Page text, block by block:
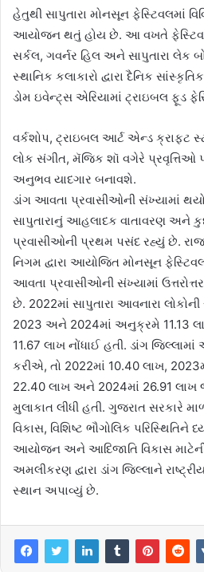
હેતુથી સાપુતારા મોનસૂન ફેસ્ટિવલમાં
આયોજન થતું હોય છે. આ વખતે
સર્કલ, ગવર્નર હિલ અને સાપુતારા લેક
સ્થાનિક કલાકારો દ્વારા દૈનિક
ડોમ ઇવેન્ટ્સ એરિયામાં ટ્રાઇબલ ફૂડ
વર્કશોપ, ટ્રાઇબલ આર્ટ એન્ડ ક્રાફ્ટ
લોક સંગીત, મૅજિક શૉ વગેરે પ્રવૃત્તિઓ
અનુભવ યાદગાર બનાવશે.
ડાંગ આવતા પ્રવાસીઓની સંખ્યામાં
સાપુતારાનું આહલાદક વાતાવરણ અને
પ્રવાસીઓની પ્રથમ પસંદ રહ્યું છે.
નિગમ દ્વારા આયોજિત મોનસૂન
આવતા પ્રવાસીઓની સંખ્યામાં ઉત્તરોત્તર
છે. 2022માં સાપુતારા આવનારા
2023 અને 2024માં અનુક્રમે 11.13
11.67 લાખ નોંધાઈ હતી. ડાંગ
કરીએ, તો 2022માં 10.40 લાખ,
22.40 લાખ અને 2024માં 26.91 લાખ
મુલાકાત લીધી હતી. ગુજરાત સરકારે
વિકાસ, વિશિષ્ટ ભૌગોલિક પરિસ્થિતિને
આયોજન અને આદિજાતિ વિકાસ
અમલીકરણ દ્વારા ડાંગ જિલ્લાને
સ્થાન અપાવ્યું છે.